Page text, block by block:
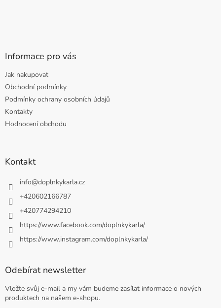
Informace pro vás
Jak nakupovat
Obchodní podmínky
Podmínky ochrany osobních údajů
Kontakty
Hodnocení obchodu
Kontakt
info@doplnkykarla.cz
+420602166787
+420774294210
https://www.facebook.com/doplnkykarla/
https://www.instagram.com/doplnkykarla/
Odebírat newsletter
Vložte svůj e-mail a my vám budeme zasílat informace o nových
produktech na našem e-shopu.